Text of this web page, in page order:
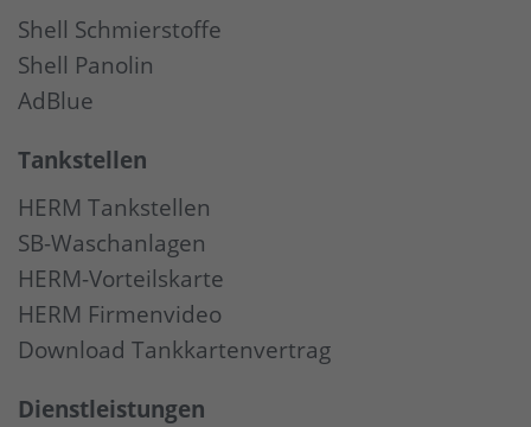
Shell Schmierstoffe
Shell Panolin
AdBlue
Tankstellen
HERM Tankstellen
SB-Waschanlagen
HERM-Vorteilskarte
HERM Firmenvideo
Download Tankkartenvertrag
Dienstleistungen